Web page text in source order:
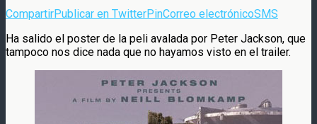
CompartirPublicar en TwitterPinCorreo electrónicoSMS
Ha salido el poster de la peli avalada por Peter Jackson, que
tampoco nos dice nada que no hayamos visto en el trailer.